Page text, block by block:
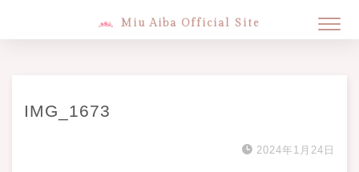
Miu Aiba Official Site
IMG_1673
2024年1月24日